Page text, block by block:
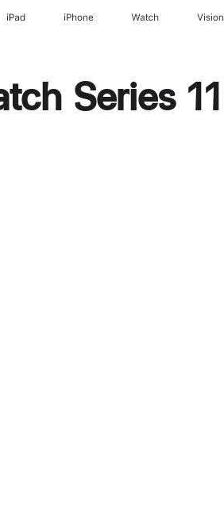
iPad iPhone Watch Vision
Series 11